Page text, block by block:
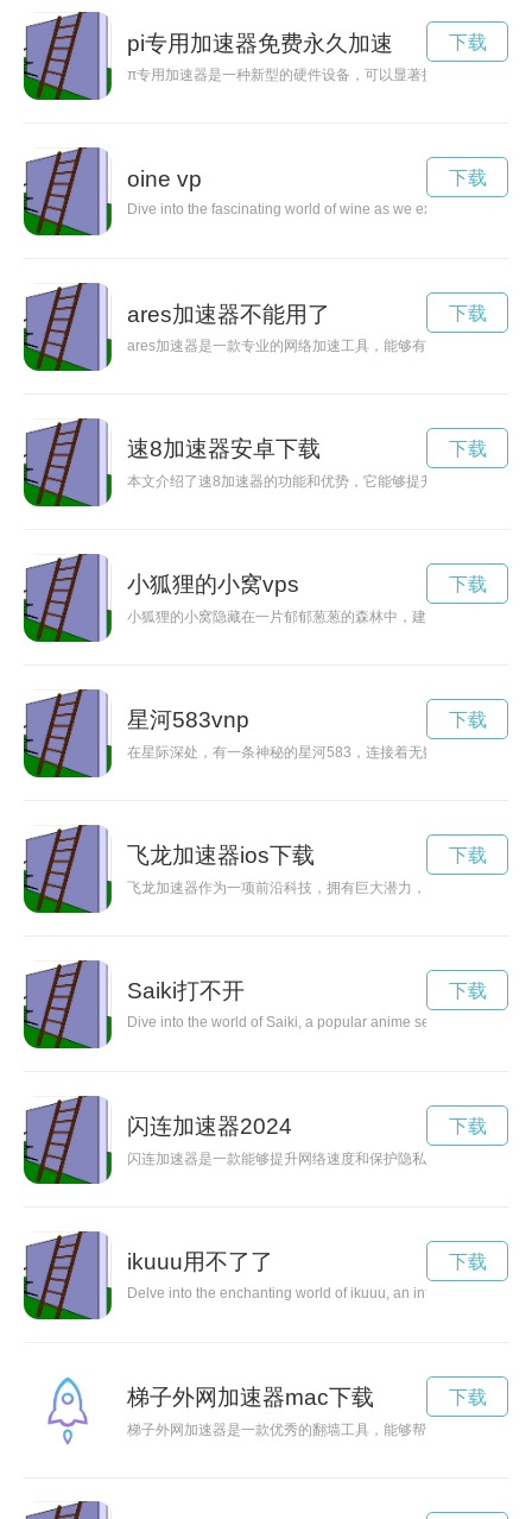
pi专用加速器免费永久加速
π专用加速器是一种新型的硬件设备，可以显著提高π计算的效
下载
oine vp
Dive into the fascinating world of wine as we explore the
下载
ares加速器不能用了
ares加速器是一款专业的网络加速工具，能够有效提升网络速
下载
速8加速器安卓下载
本文介绍了速8加速器的功能和优势，它能够提升用户的上网体
下载
小狐狸的小窝vps
小狐狸的小窝隐藏在一片郁郁葱葱的森林中，建造得温馨舒适，
下载
星河583vnp
在星际深处，有一条神秘的星河583，连接着无数未知世界。
下载
飞龙加速器ios下载
飞龙加速器作为一项前沿科技，拥有巨大潜力，将为未来科技发
下载
Saiki打不开
Dive into the world of Saiki, a popular anime series that
下载
闪连加速器2024
闪连加速器是一款能够提升网络速度和保护隐私的工具，让你在
下载
ikuuu用不了了
Delve into the enchanting world of ikuuu, an intriguing
下载
梯子外网加速器mac下载
梯子外网加速器是一款优秀的翻墙工具，能够帮助用户快速、
下载